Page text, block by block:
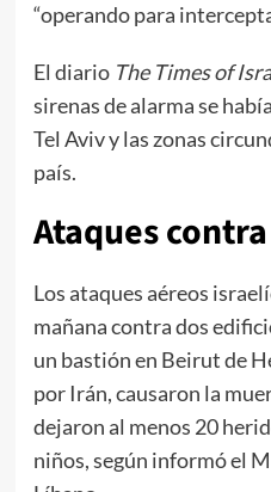
“operando para
El diario The Times of
sirenas de alarma se
Tel Aviv y las zonas
país.
Ataques
Los ataques aéreos
mañana contra dos
un bastión en Beirut de
por Irán, causaron la
dejaron al menos 20
niños, según informó el